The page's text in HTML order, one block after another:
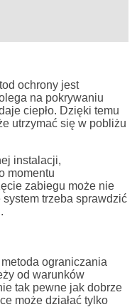
ochrony jest
na pokrywaniu
ciepło. Dzięki temu
utrzymać się w pobliżu
instalacji,
momentu
zabiegu może nie
trzeba sprawdzić
ograniczania
od warunków
tak pewne jak dobrze
może działać tylko